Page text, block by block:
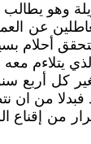
وهو يطالب
عن
كل
من ان
من